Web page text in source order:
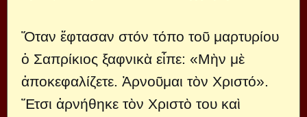
Ὅταν ἔφτασαν στόν τόπο τοῦ μαρτυρίου
ὁ Σαπρίκιος ξαφνικὰ εἶπε: «Μὴν μὲ
ἀποκεφαλίζετε. Ἀρνοῦμαι τὸν Χριστό».
Ἔτσι ἀρνήθηκε τὸν Χριστὸ του καὶ